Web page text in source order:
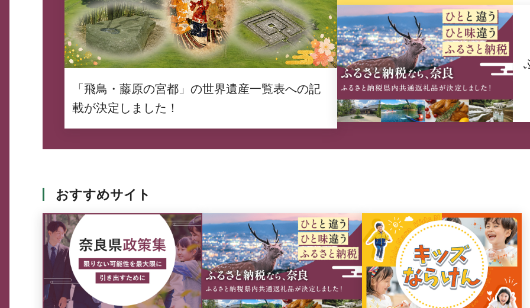
「飛鳥・藤原の宮都」の世界遺産一覧表への記
載が決定しました！
おすすめサイト